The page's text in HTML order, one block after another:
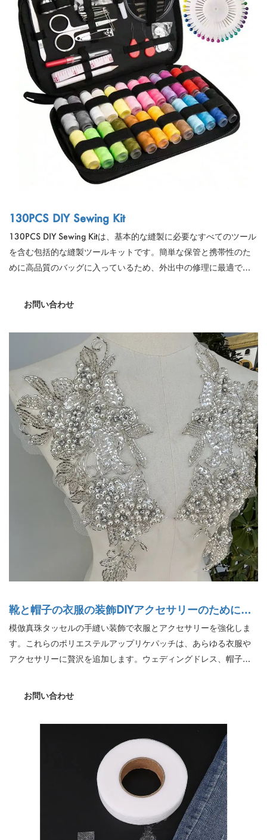
130PCS DIY Sewing Kit
130PCS DIY Sewing Kitは、基本的な縫製に必要なすべてのツール
を含む包括的な縫製ツールキットです。簡単な保管と携帯性のた
めに高品質のバッグに入っているため、外出中の修理に最適で
者、母親、祖母、バックパッカー、クラフト愛好家に最適な贈り
お問い合わせ
靴と帽子の衣服の装飾DIYアクセサリーのためにス
テッチされた模倣真珠タッセルハンド
模倣真珠タッセルの手縫い装飾で衣服とアクセサリーを強化しま
す。これらのポリエステルアップリケパッチは、あらゆる衣服や
アクセサリーに贅沢を追加します。ウェディングドレス、帽子、
プリケは、ファッションゲームを高めます。これらのアクセサリ
お問い合わせ